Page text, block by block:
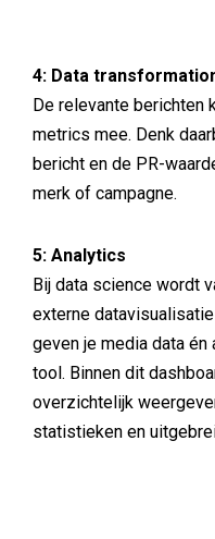
4: Data
De relevante berichten
metrics mee. Denk
bericht en de PR-
merk of campagne.
5: Analytics
Bij data science wordt
externe
geven je media data
tool. Binnen dit
overzichtelijk
statistieken en